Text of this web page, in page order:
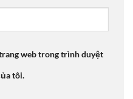
web trong trình duyệt
tôi.